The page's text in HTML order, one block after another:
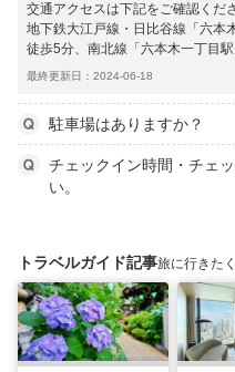
交通アクセスは下記をご確認くだ
地下鉄大江戸線・日比谷線「六本
徒歩5分、南北線「六本木一丁目
最終更新日：2024-06-18
駐車場はありますか？
チェックイン時間・チェ
い。
トラベルガイド記事旅に行きた